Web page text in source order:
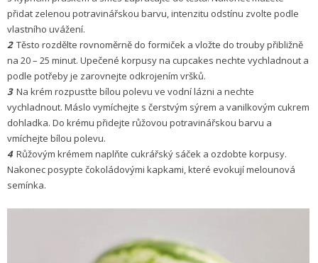
přidat zelenou potravinářskou barvu, intenzitu odstínu zvolte podle
vlastního uvážení.
2Těsto rozdělte rovnoměrně do formiček a vložte do trouby přibližně
na 20 – 25 minut. Upečené korpusy na cupcakes nechte vychladnout a
podle potřeby je zarovnejte odkrojením vršků.
3Na krém rozpusťte bílou polevu ve vodní lázni a nechte
vychladnout. Máslo vymíchejte s čerstvým sýrem a vanilkovým cukrem
dohladka. Do krému přidejte růžovou potravinářskou barvu a
vmíchejte bílou polevu.
4Růžovým krémem naplňte cukrářský sáček a ozdobte korpusy.
Nakonec posypte čoko­ládovými kapkami, které evokují melounová
semínka.